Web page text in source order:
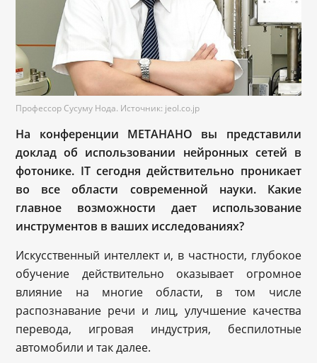
Профессор Сусуму Нода. Источник: jeol.co.jp
На конференции МЕТАНАНО вы представили
доклад об использовании нейронных сетей в
фотонике. IT сегодня действительно проникает
во все области современной науки. Какие
главное возможности дает использование
инструментов в ваших исследованиях?
Искусственный интеллект и, в частности, глубокое
обучение действительно оказывает огромное
влияние на многие области, в том числе
распознавание речи и лиц, улучшение качества
перевода, игровая индустрия, беспилотные
автомобили и так далее.